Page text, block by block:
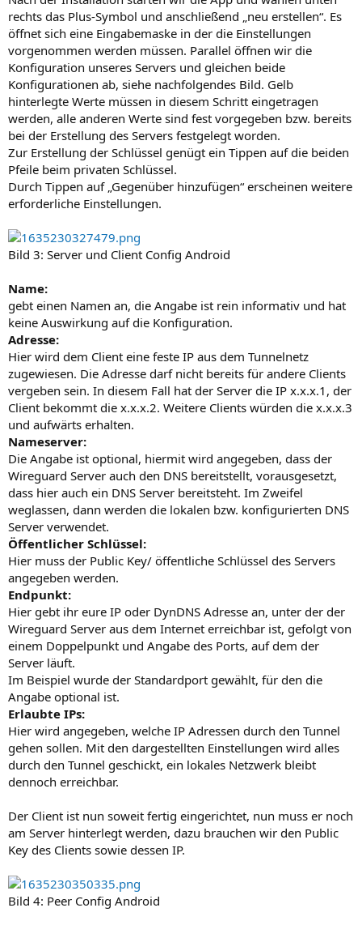
rechts das Plus-Symbol und anschließend „neu erstellen“. Es
öffnet sich eine Eingabemaske in der die Einstellungen
vorgenommen werden müssen. Parallel öffnen wir die
Konfiguration unseres Servers und gleichen beide
Konfigurationen ab, siehe nachfolgendes Bild. Gelb
hinterlegte Werte müssen in diesem Schritt eingetragen
werden, alle anderen Werte sind fest vorgegeben bzw. bereits
bei der Erstellung des Servers festgelegt worden.
Zur Erstellung der Schlüssel genügt ein Tippen auf die beiden
Pfeile beim privaten Schlüssel.
Durch Tippen auf „Gegenüber hinzufügen“ erscheinen weitere
erforderliche Einstellungen.
Bild 3: Server und Client Config Android
Name:
gebt einen Namen an, die Angabe ist rein informativ und hat
keine Auswirkung auf die Konfiguration.
Adresse:
Hier wird dem Client eine feste IP aus dem Tunnelnetz
zugewiesen. Die Adresse darf nicht bereits für andere Clients
vergeben sein. In diesem Fall hat der Server die IP x.x.x.1, der
Client bekommt die x.x.x.2. Weitere Clients würden die x.x.x.3
und aufwärts erhalten.
Nameserver:
Die Angabe ist optional, hiermit wird angegeben, dass der
Wireguard Server auch den DNS bereitstellt, vorausgesetzt,
dass hier auch ein DNS Server bereitsteht. Im Zweifel
weglassen, dann werden die lokalen bzw. konfigurierten DNS
Server verwendet.
Öffentlicher Schlüssel:
Hier muss der Public Key/ öffentliche Schlüssel des Servers
angegeben werden.
Endpunkt:
Hier gebt ihr eure IP oder DynDNS Adresse an, unter der der
Wireguard Server aus dem Internet erreichbar ist, gefolgt von
einem Doppelpunkt und Angabe des Ports, auf dem der
Server läuft.
Im Beispiel wurde der Standardport gewählt, für den die
Angabe optional ist.
Erlaubte IPs:
Hier wird angegeben, welche IP Adressen durch den Tunnel
gehen sollen. Mit den dargestellten Einstellungen wird alles
durch den Tunnel geschickt, ein lokales Netzwerk bleibt
dennoch erreichbar.
Der Client ist nun soweit fertig eingerichtet, nun muss er noch
am Server hinterlegt werden, dazu brauchen wir den Public
Key des Clients sowie dessen IP.
Bild 4: Peer Config Android